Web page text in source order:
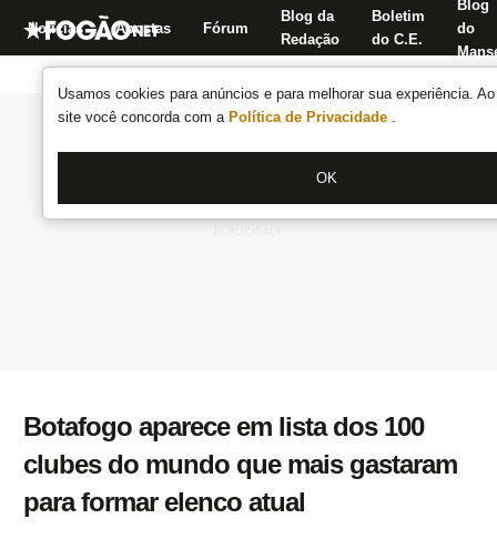
Usamos cookies para anúncios e para melhorar sua experiência.
site você concorda com a Política de Privacidade .
OK
Notícias Apostas Fórum
Blog da
Redação
Boletim
do C.E.
Blog
do
Botafogo aparece em lista dos 100
clubes do mundo que mais gastaram
para formar elenco atual